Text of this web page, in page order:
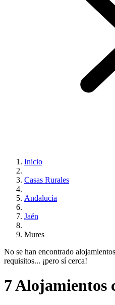
Inicio
Casas Rurales
Andalucía
Jaén
Mures
No se han encontrado
requisitos... ¡pero sí cerca!
7 Alojamientos